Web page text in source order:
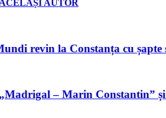
AUTOR
revin la Constanța cu șapte
– Marin Constantin”